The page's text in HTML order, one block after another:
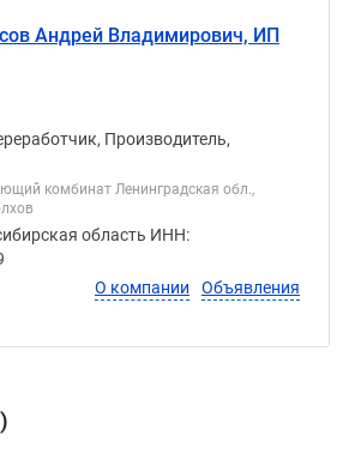
Андрей Владимирович, ИП
Производитель,
комбинат Ленинградская обл.,
область ИНН:
О компании
Объявления
)